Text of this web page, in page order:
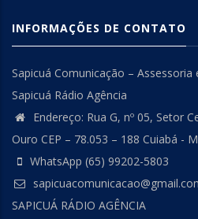
INFORMAÇÕES DE CONTATO
Sapicuá Comunicação –
Sapicuá Rádio Agência
Endereço: Rua G, nº 05, Setor
Ouro CEP – 78.053 – 188 Cuiabá -
WhatsApp (65) 99202-5803
SAPICUÁ RÁDIO AGÊNCIA